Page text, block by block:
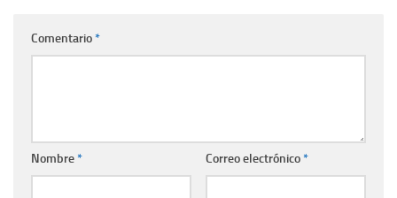
Comentario*
Nombre* Correo electrónico*